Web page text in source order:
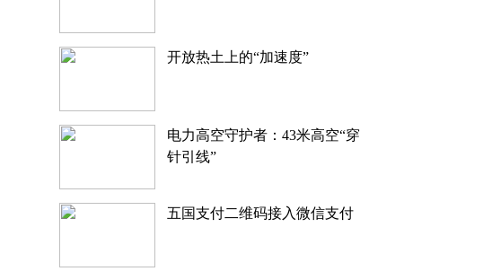
开放热土上的“加速度”
电力高空守护者：43米高空“穿
针引线”
五国支付二维码接入微信支付